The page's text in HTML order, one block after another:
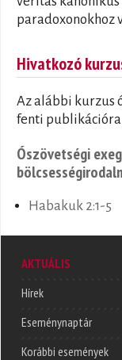
paradoxonokhoz
Hivatkozó
Az alábbi kurzus
fenti
Ószövetségi
Habakuk 2:1-5
AKTUÁLIS
Hírek
Eseménynaptár
Korábbi események